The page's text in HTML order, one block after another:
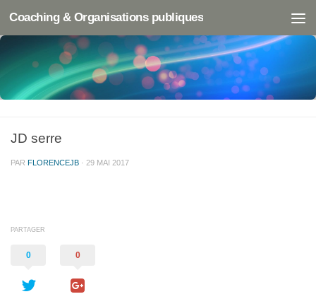
Coaching & Organisations publiques
JD serre
PAR FLORENCEJB · 29 MAI 2017
PARTAGER
0 0